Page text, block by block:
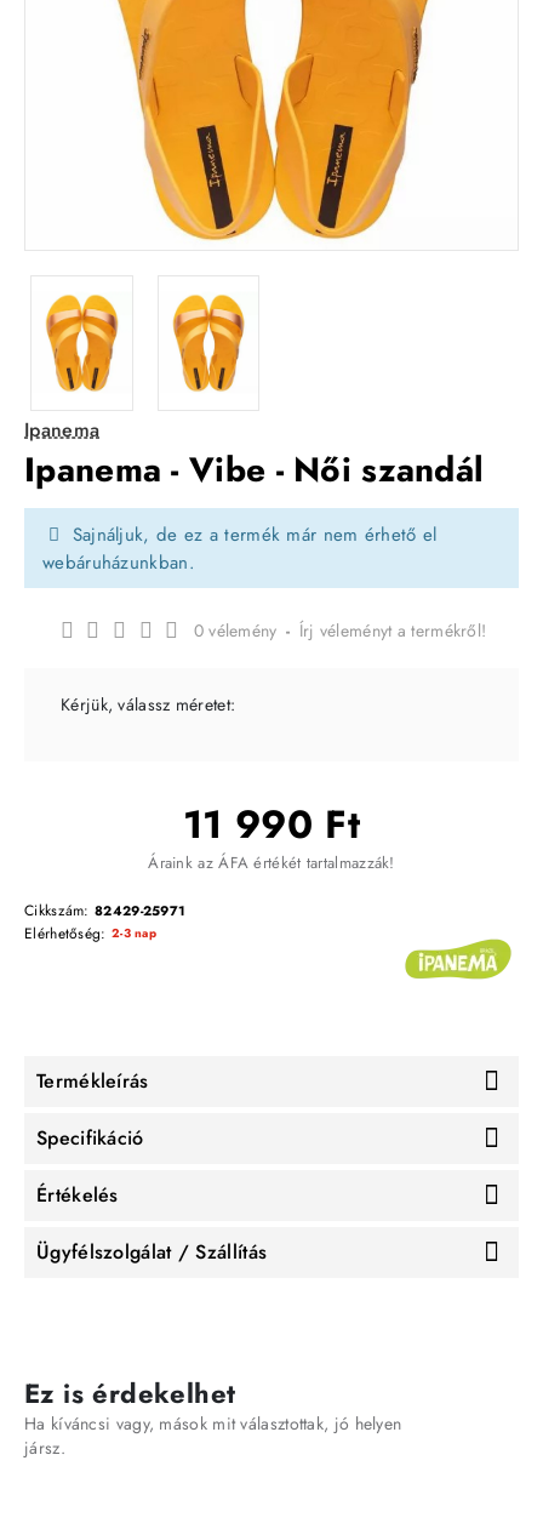
Ipanema
Ipanema - Vibe - Női szandál
Sajnáljuk, de ez a termék már nem érhető el
webáruházunkban.
0 vélemény - Írj véleményt a termékről!
11 990 Ft
Áraink az ÁFA értékét tartalmazzák!
Cikkszám: 82429-25971
Elérhetőség: 2-3 nap
Kérjük, válassz méretet:
Termékleírás
Specifikáció
Értékelés
Ügyfélszolgálat / Szállítás
Ez is érdekelhet
Ha kíváncsi vagy, mások mit választottak, jó helyen
jársz.